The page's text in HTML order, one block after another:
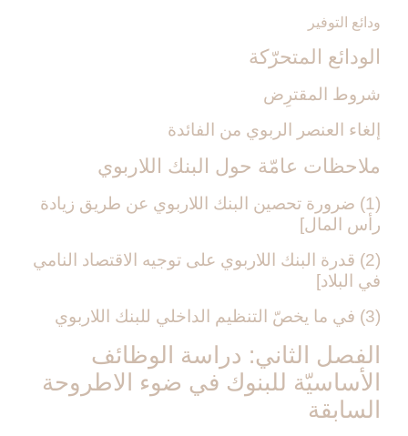
ودائع التوفير
الودائع المتحرّكة
شروط المقترِض
إلغاء العنصر الربوي من الفائدة
ملاحظات عامّة حول البنك اللاربوي‏
(1) ضرورة تحصين البنك اللاربوي عن طريق زيادة
رأس المال‏]
(2) قدرة البنك اللاربوي على توجيه الاقتصاد النامي
في البلاد]
(3) في ما يخصّ التنظيم الداخلي للبنك اللاربوي‏
الفصل الثاني: دراسة الوظائف
الأساسيّة للبنوك في ضوء الاطروحة
السابقة